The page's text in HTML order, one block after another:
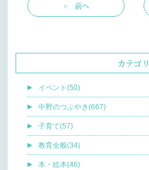
< 前へ
カテゴリ
イベント(50)
中野のつぶやき(667)
子育て(57)
教育全般(34)
本・絵本(46)